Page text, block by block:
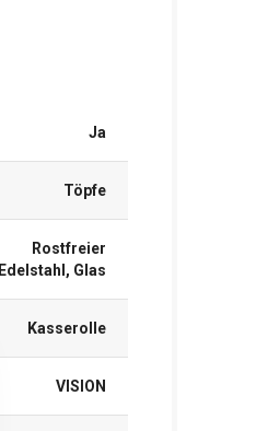
Ja
Töpfe
Rostfreier
Edelstahl, Glas
Kasserolle
VISION